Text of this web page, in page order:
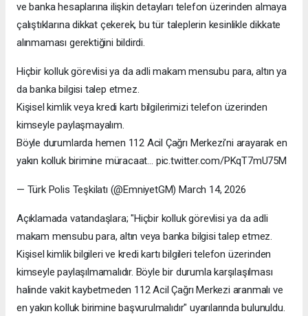
ve banka hesaplarına ilişkin detayları telefon üzerinden almaya
çalıştıklarına dikkat çekerek, bu tür taleplerin kesinlikle dikkate
alınmaması gerektiğini bildirdi.
Hiçbir kolluk görevlisi ya da adli makam mensubu para, altın ya
da banka bilgisi talep etmez.
Kişisel kimlik veya kredi kartı bilgilerimizi telefon üzerinden
kimseyle paylaşmayalım.
Böyle durumlarda hemen 112 Acil Çağrı Merkezi’ni arayarak en
yakın kolluk birimine müracaat… pic.twitter.com/PKqT7mU75M
— Türk Polis Teşkilatı (@EmniyetGM) March 14, 2026
Açıklamada vatandaşlara; "Hiçbir kolluk görevlisi ya da adli
makam mensubu para, altın veya banka bilgisi talep etmez.
Kişisel kimlik bilgileri ve kredi kartı bilgileri telefon üzerinden
kimseyle paylaşılmamalıdır. Böyle bir durumla karşılaşılması
halinde vakit kaybetmeden 112 Acil Çağrı Merkezi aranmalı ve
en yakın kolluk birimine başvurulmalıdır" uyarılarında bulunuldu.